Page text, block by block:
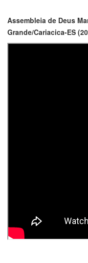
Assembleia de Deus
Grande/Cariacica-ES